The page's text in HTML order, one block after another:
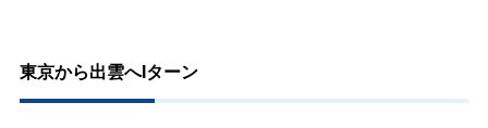
東京から出雲へIターン